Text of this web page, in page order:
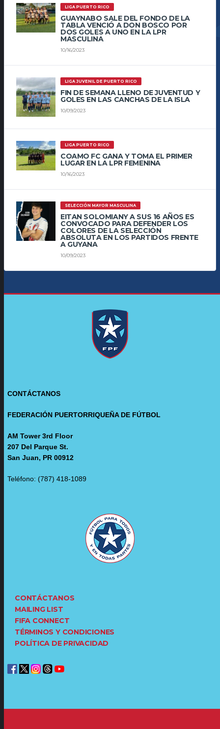
LIGA PUERTO RICO
GUAYNABO SALE DEL FONDO DE LA
TABLA VENCIÓ A DON BOSCO POR
DOS GOLES A UNO EN LA LPR
MASCULINA
10/16/2023
LIGA JUVENIL DE PUERTO RICO
FIN DE SEMANA LLENO DE JUVENTUD Y
GOLES EN LAS CANCHAS DE LA ISLA
10/09/2023
LIGA PUERTO RICO
COAMO FC GANA Y TOMA EL PRIMER
LUGAR EN LA LPR FEMENINA
10/16/2023
SELECCIÓN MAYOR MASCULINA
EITAN SOLOMIANY A SUS 16 AÑOS ES
CONVOCADO PARA DEFENDER LOS
COLORES DE LA SELECCIÓN
ABSOLUTA EN LOS PARTIDOS FRENTE
A GUYANA
10/09/2023
CONTÁCTANOS
FEDERACIÓN PUERTORRIQUEÑA DE FÚTBOL
AM Tower 3rd Floor
207 Del Parque St.
San Juan, PR 00912
Teléfono: (787) 418-1089
CONTÁCTANOS
MAILING LIST
FIFA CONNECT
TÉRMINOS Y CONDICIONES
POLÍTICA DE PRIVACIDAD